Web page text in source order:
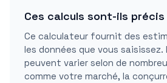
Ces calculs sont-ils précis
Ce calculateur fournit des
les données que vous
peuvent varier selon de
comme votre marché, la